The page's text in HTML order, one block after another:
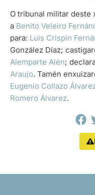
O tribunal militar deste
a Benito Veleiro
para: Luis Crispín
González Díaz;
Alemparte Alén;
Araujo. Tamén
Eugenio Collazo
Romero Álvarez.